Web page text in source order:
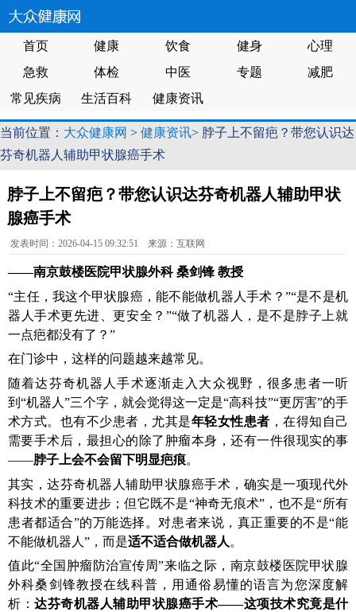
首页 健康 饮食 健身
心理
急救
体检 中医 专题
减肥
常见疾病
生活百科 健康资讯
当前位置： 大众健康网 > 健康资讯> 脖子上不留疤？带您认识达
芬奇机器人辅助甲状腺癌手术
脖子上不留疤？带您认识达芬奇机器人辅助甲状
腺癌手术
发表时间：2026-04-15 09:32:51 来源：互联网
——南京鼓楼医院甲状腺外科 桑剑锋 教授
“主任，我这个甲状腺癌，能不能做机器人手术？”“是不是机
器人手术更先进、更安全？”“做了机器人，是不是脖子上就
一点疤都没有了？”
在门诊中，这样的问题越来越常见。
随着达芬奇机器人手术逐渐走入大众视野，很多患者一听
到“机器人”三个字，就会觉得这一定是“高科技”“更厉害”的手
术方式。也有不少患者，尤其是年轻女性患者 ，在得知自己
需要手术后，最担心的除了肿瘤本身，还有一件很现实的事
——脖子上会不会留下明显疤痕。
其实，达芬奇机器人辅助甲状腺癌手术，确实是一项现代外
科技术的重要进步；但它既不是“神奇无痕术”，也不是“所有
患者都适合”的万能选择。对患者来说，真正重要的不是“能
不能做机器人”，而是适不适合做机器人 。
值此“全国肿瘤防治宣传周”来临之际 ，南京鼓楼医院甲状腺
外科桑剑锋教授在线科普， 用通俗易懂的语言为您深度解
析： 达芬奇机器人辅助甲状腺癌手术——这项技术究竟是什